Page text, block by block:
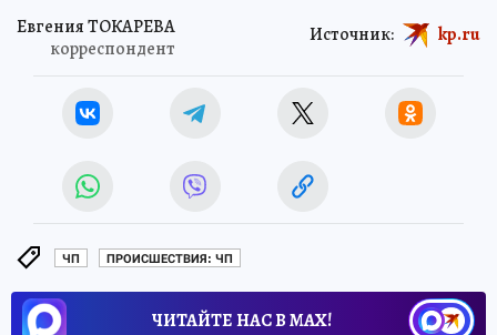
Евгения ТОКАРЕВА
корреспондент
Источник: kp.ru
ЧП ПРОИСШЕСТВИЯ: ЧП
ЧИТАЙТЕ НАС В МАХ!